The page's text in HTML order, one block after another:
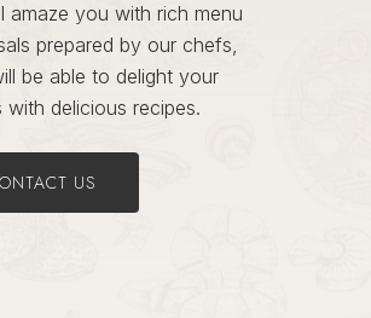
amaze you with rich menu
prepared by our chefs,
be able to delight your
with delicious recipes.
US